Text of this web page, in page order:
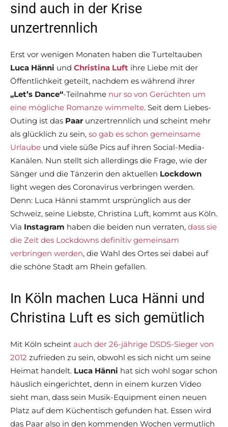
sind auch in der Krise
unzertrennlich
Erst vor wenigen Monaten haben die Turteltauben
Luca Hänni und Christina Luft ihre Liebe mit der
Öffentlichkeit geteilt, nachdem es während ihrer
„Let’s Dance“-Teilnahme nur so von Gerüchten um
eine mögliche Romanze wimmelte. Seit dem Liebes-
Outing ist das Paar unzertrennlich und scheint mehr
als glücklich zu sein, so gab es schon gemeinsame
Urlaube und viele süße Pics auf ihren Social-Media-
Kanälen. Nun stellt sich allerdings die Frage, wie der
Sänger und die Tänzerin den aktuellen Lockdown
light wegen des Coronavirus verbringen werden.
Denn: Luca Hänni stammt ursprünglich aus der
Schweiz, seine Liebste, Christina Luft, kommt aus Köln.
Via Instagram haben die beiden nun verraten, dass sie
die Zeit des Lockdowns definitiv gemeinsam
verbringen werden, die Wahl des Ortes sei dabei auf
die schöne Stadt am Rhein gefallen.
In Köln machen Luca Hänni und
Christina Luft es sich gemütlich
Mit Köln scheint auch der 26-jährige DSDS-Sieger von
2012 zufrieden zu sein, obwohl es sich nicht um seine
Heimat handelt. Luca Hänni hat sich wohl sogar schon
häuslich eingerichtet, denn in einem kurzen Video
sieht man, dass sein Musik-Equipment einen neuen
Platz auf dem Küchentisch gefunden hat. Essen wird
das Paar also in den kommenden Wochen vermutlich